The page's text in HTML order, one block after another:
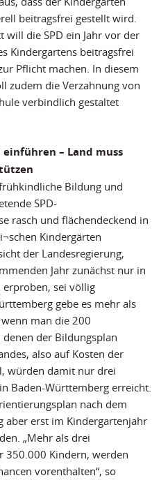
beitragsfrei gestellt wird.
will die SPD ein Jahr vor der
Kindergartens beitragsfrei
Pflicht machen. In diesem
zudem die Verzahnung von
verbindlich gestaltet
– Land muss
Bildung und
SPD-
rasch und flächendeckend in
Kindergärten
der Landesregierung,
Jahr zunächst nur in
sei völlig
gebe es mehr als
man die 200
der Bildungsplan
also auf Kosten der
würden damit nur drei
Baden-Württemberg erreicht.
nach dem
aber erst im Kindergartenjahr
„Mehr als drei
350.000 Kindern, werden
vorenthalten“, so